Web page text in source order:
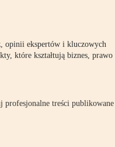
opinii ekspertów i kluczowych
które kształtują biznes, prawo
profesjonalne treści publikowane